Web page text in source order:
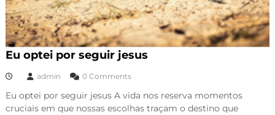
Eu optei por seguir jesus
admin 0 Comments
Eu optei por seguir jesus A vida nos reserva momentos
cruciais em que nossas escolhas traçam o destino que